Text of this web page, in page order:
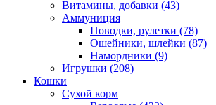
Витамины, добавки (43)
Аммуниция
Поводки, рулетки (78)
Ошейники, шлейки (87)
Намордники (9)
Игрушки (208)
Кошки
Сухой корм